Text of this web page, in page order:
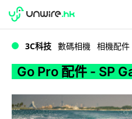
Go Pro 配件 -
WWDC 2026
3C科技 數碼相機 相機配件
Go Pro 配件 - SP